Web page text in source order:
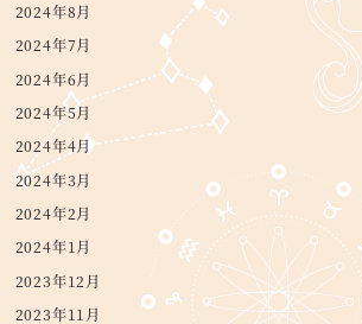
2024年8月
2024年7月
2024年6月
2024年5月
2024年4月
2024年3月
2024年2月
2024年1月
2023年12月
2023年11月